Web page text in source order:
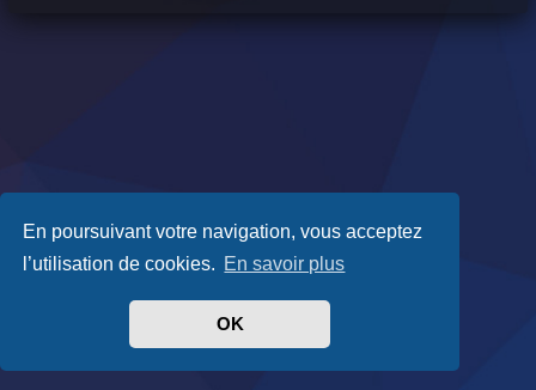
En poursuivant votre navigation, vous acceptez
l’utilisation de cookies. En savoir plus
OK